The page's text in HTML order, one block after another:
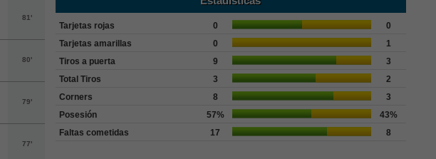
81'
80'
79'
77'
Tarjetas rojas 0
0
Tarjetas amarillas
0
1
Tiros a puerta
9
3
Total Tiros
3
2
Corners
8
3
Posesión
57%
43%
Faltas cometidas
17 8